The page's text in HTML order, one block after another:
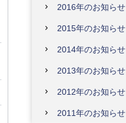
2016年のお知らせ
2015年のお知らせ
2014年のお知らせ
2013年のお知らせ
2012年のお知らせ
2011年のお知らせ